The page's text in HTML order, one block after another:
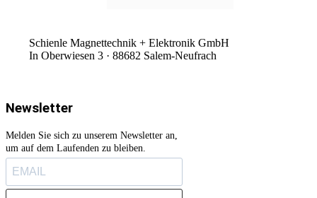
Schienle Magnettechnik + Elektronik GmbH
In Oberwiesen 3 · 88682 Salem-Neufrach
Newsletter
Melden Sie sich zu unserem Newsletter an,
um auf dem Laufenden zu bleiben.